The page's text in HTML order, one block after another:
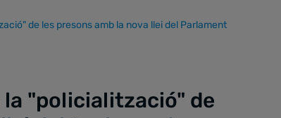
de les presons amb la nova llei del Parlament
"policialització" de